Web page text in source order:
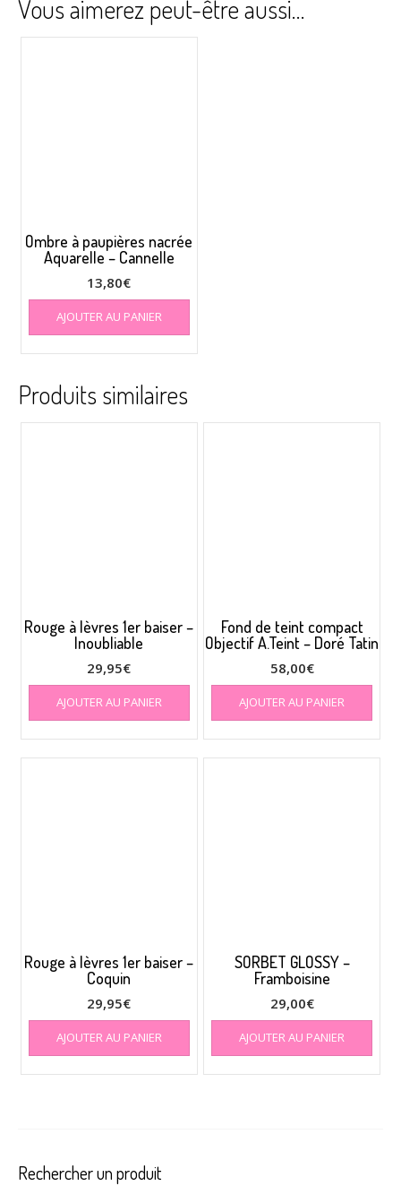
Vous aimerez peut-être aussi…
Ombre à paupières nacrée
Aquarelle – Cannelle
13,80€
AJOUTER AU PANIER
Produits similaires
Rouge à lèvres 1er baiser –
Inoubliable
29,95€
AJOUTER AU PANIER
Fond de teint compact
Objectif A.Teint – Doré Tatin
58,00€
AJOUTER AU PANIER
Rouge à lèvres 1er baiser –
Coquin
29,95€
AJOUTER AU PANIER
SORBET GLOSSY –
Framboisine
29,00€
AJOUTER AU PANIER
Rechercher un produit